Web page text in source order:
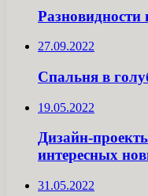
27.09.2022
Спальня в
19.05.2022
Дизайн-
интересных
31.05.2022